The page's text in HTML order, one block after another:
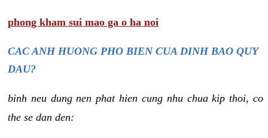
phong kham sui mao ga o ha noi
CAC ANH HUONG PHO BIEN CUA DINH BAO QUY
DAU?
binh neu dung nen phat hien cung nhu chua kip thoi, co
the se dan den: